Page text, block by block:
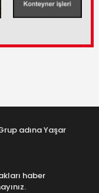
adına Yaşar
haber